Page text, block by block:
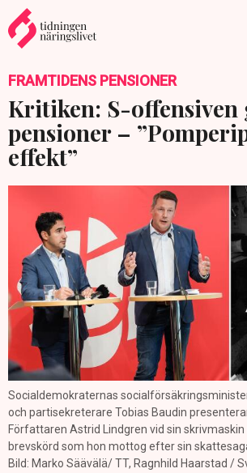
FRAMTIDENS PENSIONER
Kritiken: S-offensiven
pensioner –
effekt”
Socialdemokraternas
och partisekreterare Tobias Baudin
Författaren Astrid Lindgren vid sin skrivmaskin
brevskörd som hon mottog efter sin
Bild: Marko Säävälä/ TT, Ragnhild Haarstad /